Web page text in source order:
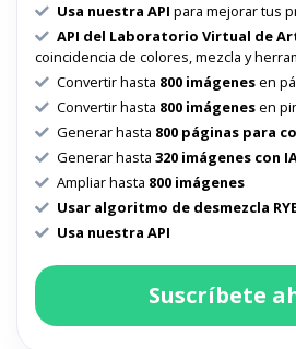
Usa nuestra API para mejorar tus
API del Laboratorio Virtual de
coincidencia de colores, mezcla y
Convertir hasta 800 imágenesen
Convertir hasta 800 imágenesen
Generar hasta 800 páginas para
Generar hasta 320 imágenes con
Ampliar hasta 800 imágenes
Usar algoritmo de desmezcla
Usa nuestra API
Suscríbete